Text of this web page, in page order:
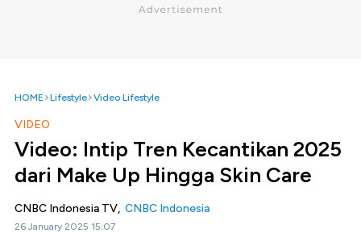
HOME Lifestyle Video Lifestyle
VIDEO
Video: Intip Tren Kecantikan 2025
dari Make Up Hingga Skin Care
CNBC Indonesia TV, CNBC Indonesia
26 January 2025 15:07